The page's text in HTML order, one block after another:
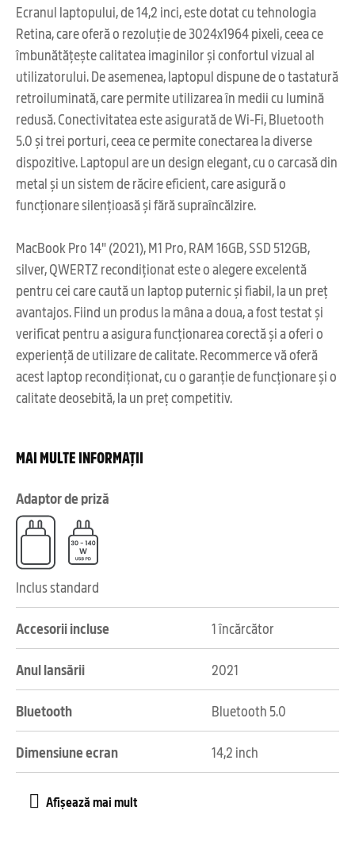
Ecranul laptopului, de 14,2 inci, este dotat cu tehnologia
Retina, care oferă o rezoluție de 3024x1964 pixeli, ceea ce
îmbunătățește calitatea imaginilor și confortul vizual al
utilizatorului. De asemenea, laptopul dispune de o tastatură
retroiluminată, care permite utilizarea în medii cu lumină
redusă. Conectivitatea este asigurată de Wi-Fi, Bluetooth
5.0 și trei porturi, ceea ce permite conectarea la diverse
dispozitive. Laptopul are un design elegant, cu o carcasă din
metal și un sistem de răcire eficient, care asigură o
funcționare silențioasă și fără supraîncălzire.
MacBook Pro 14" (2021), M1 Pro, RAM 16GB, SSD 512GB,
silver, QWERTZ recondiționat este o alegere excelentă
pentru cei care caută un laptop puternic și fiabil, la un preț
avantajos. Fiind un produs la mâna a doua, a fost testat și
verificat pentru a asigura funcționarea corectă și a oferi o
experiență de utilizare de calitate. Recommerce vă oferă
acest laptop recondiționat, cu o garanție de funcționare și o
calitate deosebită, la un preț competitiv.
MAI MULTE INFORMAȚII
Adaptor de priză
Inclus standard
Accesorii incluse 1 încărcător
Anul lansării 2021
Bluetooth Bluetooth 5.0
Dimensiune ecran 14,2 inch